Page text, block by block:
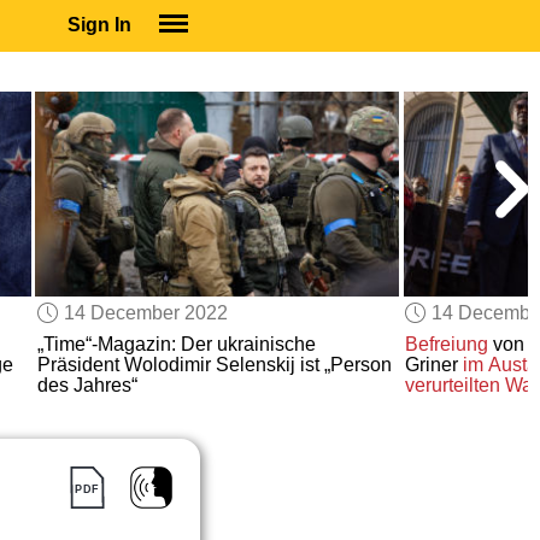
Sign In
SUBSCRIBE
EDUCATIONAL LICENSES
GIFT CARDS
OTHER LANGUAGES
ABOUT US
ALEXA
ADJUST COLORS
14 December 2022
„Time“-Magazin: Der ukrainische
Präsident Wolodimir Selenskij ist „Person
des Jahres“
14
Befreiung von
Griner im
verurteilten